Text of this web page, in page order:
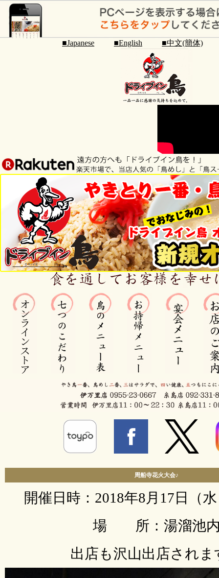
■Japanese ■English ■中文(簡体)
周船寺花火大会♪
開催日時：2018年8月17日（
場 所：湯溜池
出店も沢山出店されま